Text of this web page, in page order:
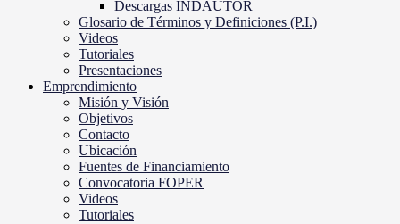
Descargas INDAUTOR
Glosario de Términos y Definiciones (P.I.)
Videos
Tutoriales
Presentaciones
Emprendimiento
Misión y Visión
Objetivos
Contacto
Ubicación
Fuentes de Financiamiento
Convocatoria FOPER
Videos
Tutoriales